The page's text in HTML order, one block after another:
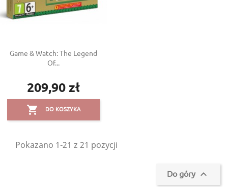
Game & Watch: The Legend
Of...
Cena
209,90 zł
 DO KOSZYKA
Pokazano 1-21 z 21 pozycji
Do góry 